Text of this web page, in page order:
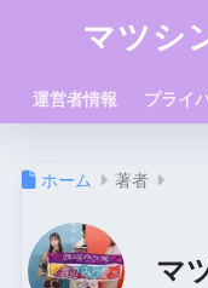
マツシ
運営者情報 プライ
ホーム 著者
マ